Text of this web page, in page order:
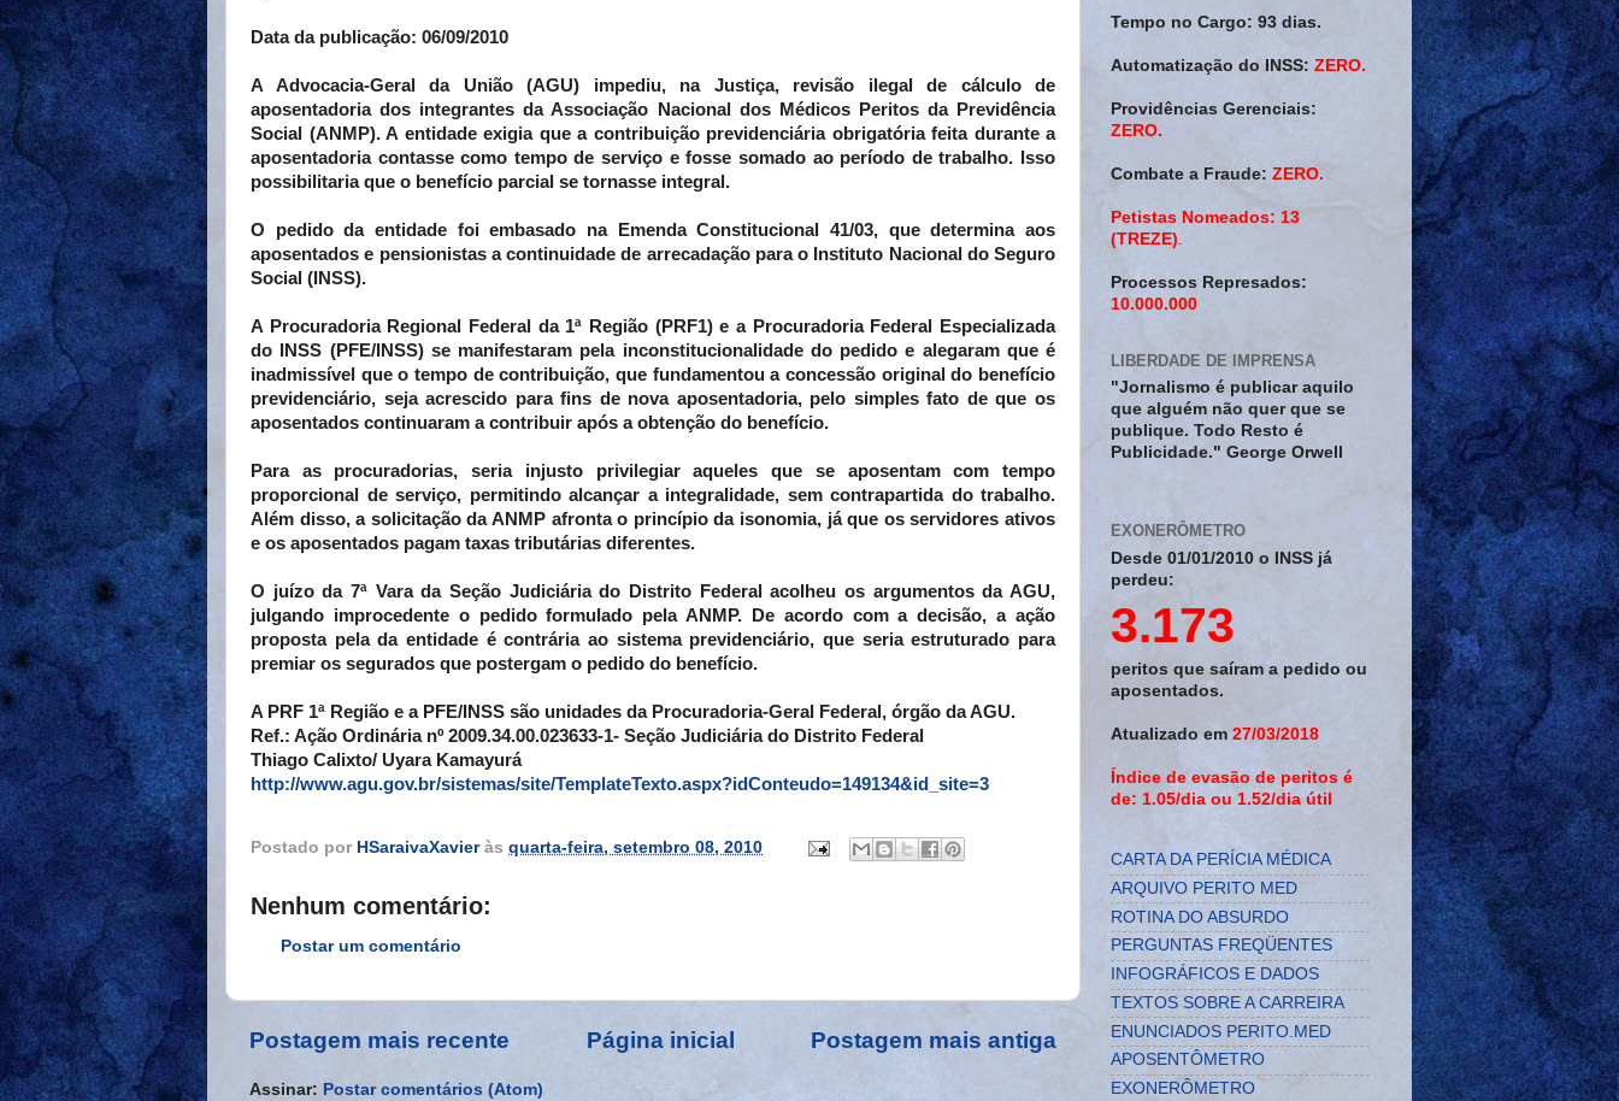
Data da publicação: 06/09/2010
A Advocacia-Geral da União (AGU) impediu, na Justiça, revisão ilegal de cálculo de
aposentadoria dos integrantes da Associação Nacional dos Médicos Peritos da Previdência
Social (ANMP). A entidade exigia que a contribuição previdenciária obrigatória feita durante a
aposentadoria contasse como tempo de serviço e fosse somado ao período de trabalho. Isso
possibilitaria que o benefício parcial se tornasse integral.
O pedido da entidade foi embasado na Emenda Constitucional 41/03, que determina aos
aposentados e pensionistas a continuidade de arrecadação para o Instituto Nacional do Seguro
Social (INSS).
A Procuradoria Regional Federal da 1ª Região (PRF1) e a Procuradoria Federal Especializada
do INSS (PFE/INSS) se manifestaram pela inconstitucionalidade do pedido e alegaram que é
inadmissível que o tempo de contribuição, que fundamentou a concessão original do benefício
previdenciário, seja acrescido para fins de nova aposentadoria, pelo simples fato de que os
aposentados continuaram a contribuir após a obtenção do benefício.
Para as procuradorias, seria injusto privilegiar aqueles que se aposentam com tempo
proporcional de serviço, permitindo alcançar a integralidade, sem contrapartida do trabalho.
Além disso, a solicitação da ANMP afronta o princípio da isonomia, já que os servidores ativos
e os aposentados pagam taxas tributárias diferentes.
O juízo da 7ª Vara da Seção Judiciária do Distrito Federal acolheu os argumentos da AGU,
julgando improcedente o pedido formulado pela ANMP. De acordo com a decisão, a ação
proposta pela da entidade é contrária ao sistema previdenciário, que seria estruturado para
premiar os segurados que postergam o pedido do benefício.
A PRF 1ª Região e a PFE/INSS são unidades da Procuradoria-Geral Federal, órgão da AGU.
Ref.: Ação Ordinária nº 2009.34.00.023633-1- Seção Judiciária do Distrito Federal
Thiago Calixto/ Uyara Kamayurá
http://www.agu.gov.br/sistemas/site/TemplateTexto.aspx?idConteudo=149134&id_site=3
Postado por HSaraivaXavier às quarta-feira, setembro 08, 2010
Nenhum comentário:
Postar um comentário
Postagem mais recente Postagem mais antiga
Página inicial
Assinar: Postar comentários (Atom)
Tempo no Cargo: 93 dias.
Automatização do INSS: ZERO.
Providências Gerenciais:
ZERO.
Combate a Fraude: ZERO.
Petistas Nomeados: 13
(TREZE)
Processos Represados:
10.000.000
LIBERDADE DE IMPRENSA
"Jornalismo é publicar aquilo
que alguém não quer que se
publique. Todo Resto é
Publicidade." George Orwell
EXONERÔMETRO
Desde 01/01/2010 o INSS já
perdeu:
3.173
peritos que saíram a pedido ou
aposentados.
Atualizado em 27/03/2018
Índice de evasão de peritos é
de: 1.05/dia ou 1.52/dia útil
CARTA DA PERÍCIA MÉDICA
ARQUIVO PERITO MED
ROTINA DO ABSURDO
PERGUNTAS FREQÜENTES
INFOGRÁFICOS E DADOS
TEXTOS SOBRE A CARREIRA
ENUNCIADOS PERITO.MED
APOSENTÔMETRO
EXONERÔMETRO